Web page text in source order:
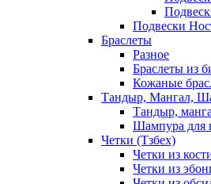
Подвески
Браслеты
Разное
Браслеты из
Кожаные
Тандыр, Мангал,
Тандыр,
Шампура для
Четки (Тзбех)
Четки из
Четки из